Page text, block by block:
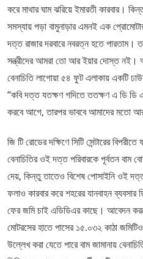
করে মাথার ঘাম ঝরিয়ে ইমারতী কারবার।
সমস্যায় পড়া বামুনাড়ার এমনই এক
দত্ত রাজার দরবারে নবরত্ন হতে পারতাম।
সন্ত্রীদের আমরা তো আর ইয়ার দোস্ত নই।
বেনাচিতি লাগোয়া ৫৪ ফুট এলাকায় একটি
“কবি দত্ত যতক্ষণ গদিতে ততক্ষণ এ ডি ডি
করবে আগে, তারপর ভাববে আমাদের মতো
জি টি রোডের দক্ষিণে সিটি সেন্টারের
বেনাচিতির ওই দত্ত পরিবারকে পূর্বতন বাম
দেয়, কিন্তু তাতেও বিশেষ পোসাইনি ওই
ফলাও কারবার করে শহরের যানবাহন
ফের জমি চাই এডিডিএর কাছে। আবেদন
মোটরসের হাতে পাসের ১৫.০৩২ কাঠা
উল্লেখ করা যেতে পারে বাম জামানায়